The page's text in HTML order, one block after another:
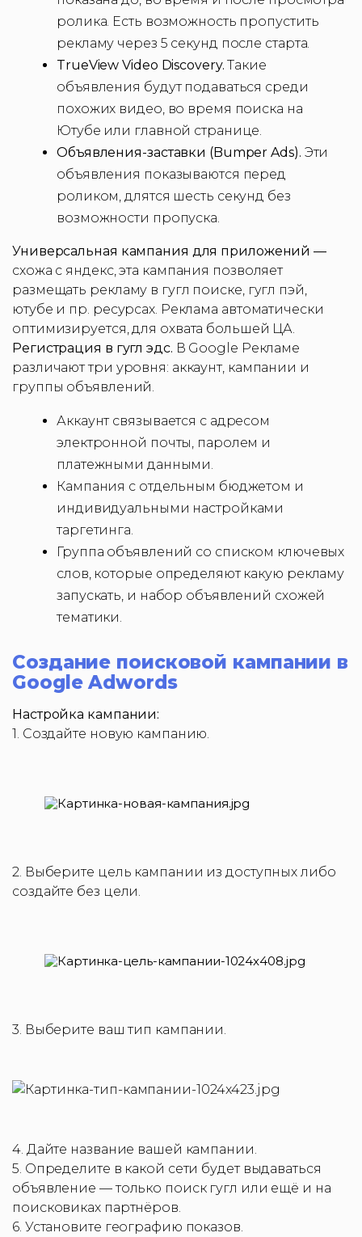
ролика. Есть возможность пропустить
рекламу через 5 секунд после старта.
TrueView Video Discovery. Такие
объявления будут подаваться среди
похожих видео, во время поиска на
Ютубе или главной странице.
Объявления-заставки (Bumper Ads). Эти
объявления показываются перед
роликом, длятся шесть секунд без
возможности пропуска.
Универсальная кампания для приложений —
схожа с яндекс, эта кампания позволяет
размещать рекламу в гугл поиске, гугл пэй,
ютубе и пр. ресурсах. Реклама автоматически
оптимизируется, для охвата большей ЦА.
Регистрация в гугл эдс. В Google Рекламе
различают три уровня: аккаунт, кампании и
группы объявлений.
Аккаунт связывается с адресом
электронной почты, паролем и
платежными данными.
Кампания с отдельным бюджетом и
индивидуальными настройками
таргетинга.
Группа объявлений со списком ключевых
слов, которые определяют какую рекламу
запускать, и набор объявлений схожей
тематики.
Создание поисковой кампании в
Google Adwords
Настройка кампании:
1. Создайте новую кампанию.
2. Выберите цель кампании из доступных либо
создайте без цели.
3. Выберите ваш тип кампании.
4. Дайте название вашей кампании.
5. Определите в какой сети будет выдаваться
объявление — только поиск гугл или ещё и на
поисковиках партнёров.
6. Установите географию показов.